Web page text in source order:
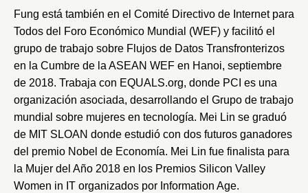
Fung está también en el Comité Directivo de Internet para
Todos del Foro Económico Mundial (WEF) y facilitó el
grupo de trabajo sobre Flujos de Datos Transfronterizos
en la Cumbre de la ASEAN WEF en Hanoi, septiembre
de 2018. Trabaja con EQUALS.org, donde PCI es una
organización asociada, desarrollando el Grupo de trabajo
mundial sobre mujeres en tecnología. Mei Lin se graduó
de MIT SLOAN donde estudió con dos futuros ganadores
del premio Nobel de Economía. Mei Lin fue finalista para
la Mujer del Año 2018 en los Premios Silicon Valley
Women in IT organizados por Information Age.